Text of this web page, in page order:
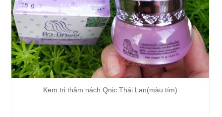
Kem trị thâm nách Qnic Thái Lan(màu tím)